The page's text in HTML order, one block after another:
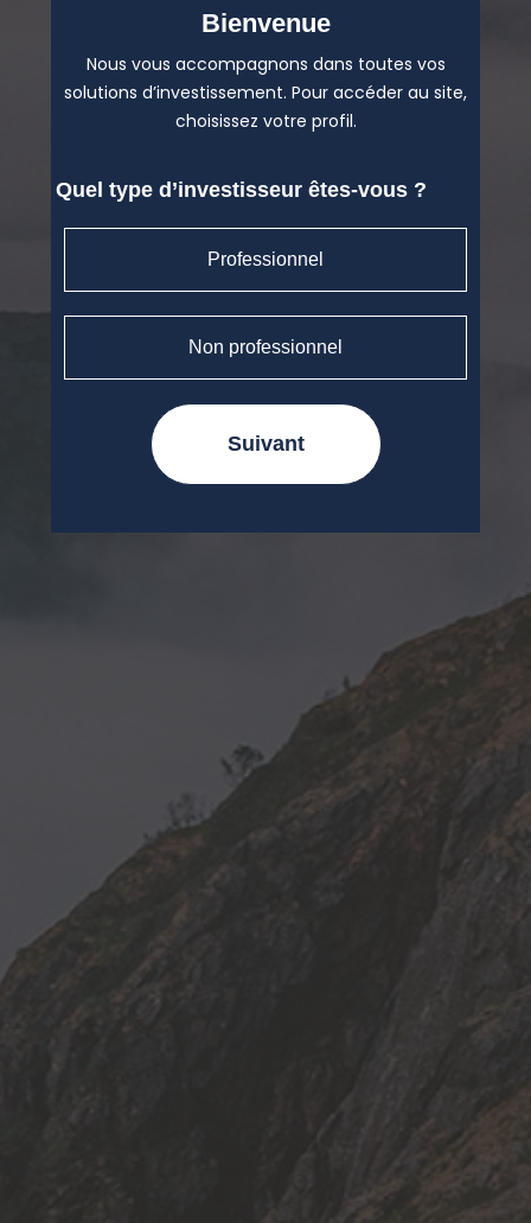
Bienvenue
Nous vous accompagnons dans toutes vos
solutions d’investissement. Pour accéder au site,
choisissez votre profil.
Quel type d’investisseur êtes-vous ?
Professionnel
Non professionnel
Suivant